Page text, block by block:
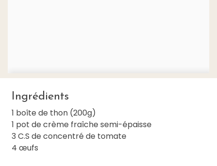
Ingrédients
1 boîte de thon (200g)
1 pot de crème fraîche semi-épaisse
3 C.S de concentré de tomate
4 œufs